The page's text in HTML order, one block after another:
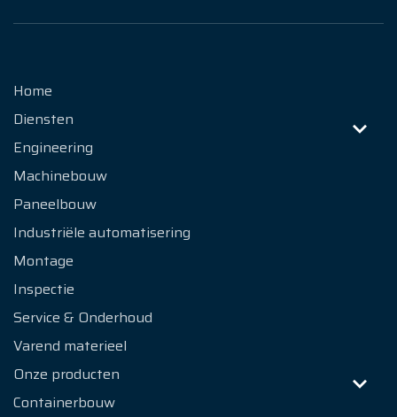
Over Ons
Contact
Home
Diensten
Engineering
Machinebouw
Paneelbouw
Industriële automatisering
Montage
Inspectie
Service & Onderhoud
Varend materieel
Onze producten
Containerbouw